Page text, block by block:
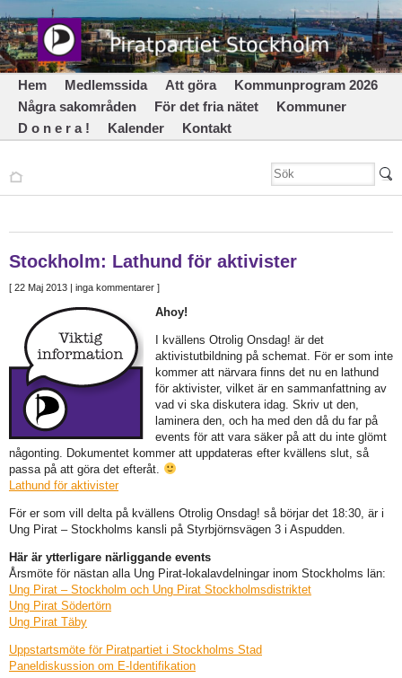
Hem Medlemssida Att göra
Kommunprogram 2026
Några sakområden
För det fria nätet
Kommuner
D o n e r a !
Kalender Kontakt
Stockholm: Lathund för aktivister
[ 22 Maj 2013 | inga kommentarer ]
Ahoy!
I kvällens Otrolig Onsdag! är det
aktivistutbildning på schemat. För er som inte
kommer att närvara finns det nu en lathund
för aktivister, vilket är en sammanfattning av
vad vi ska diskutera idag. Skriv ut den,
laminera den, och ha med den då du far på
events för att vara säker på att du inte glömt
någonting. Dokumentet kommer att uppdateras efter kvällens slut, så
passa på att göra det efteråt.
Lathund för aktivister
För er som vill delta på kvällens Otrolig Onsdag! så börjar det 18:30, är i
Ung Pirat – Stockholms kansli på Styrbjörnsvägen 3 i Aspudden.
Här är ytterligare närliggande events
Årsmöte för nästan alla Ung Pirat-lokalavdelningar inom Stockholms län:
Ung Pirat – Stockholm och Ung Pirat Stockholmsdistriktet
Ung Pirat Södertörn
Ung Pirat Täby
Uppstartsmöte för Piratpartiet i Stockholms Stad
Paneldiskussion om E-Identifikation